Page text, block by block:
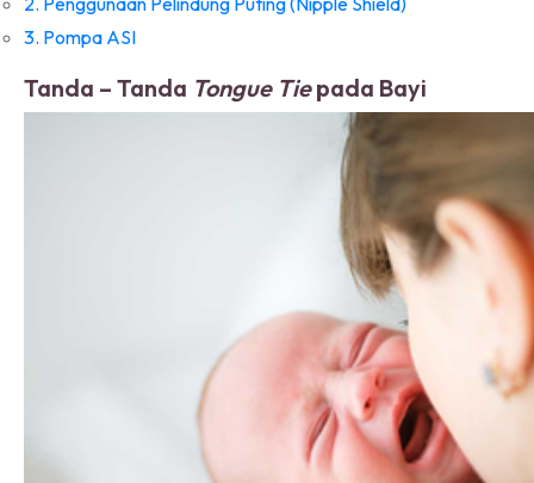
3. Pompa ASI
Tanda – Tanda Tongue Tiepada Bayi